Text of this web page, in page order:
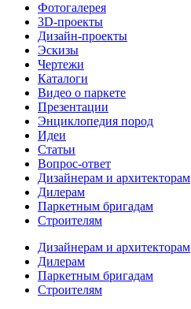
Фотогалерея
3D-проекты
Дизайн-проекты
Эскизы
Чертежи
Каталоги
Видео о паркете
Презентации
Энциклопедия пород
Идеи
Статьи
Вопрос-ответ
Дизайнерам и архитекторам
Дилерам
Паркетным бригадам
Строителям
Дизайнерам и архитекторам
Дилерам
Паркетным бригадам
Строителям